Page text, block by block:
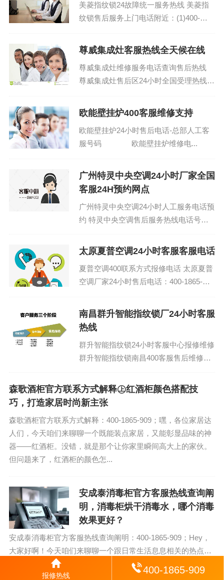
美菱指纹锁24故障统一服务热线 美菱指
纹锁售后服务上门电话附近：(1)400-
909（点击咨询）...
尊威集成灶客服热线全天候在线
尊威集成灶维修服务电话查询售后热线
尊威集成灶售后区24小时全国受理热线中
打）...
欧能壁挂炉400客服维修支持
欧能壁挂炉24小时售后电话-总部人工客
服号码 欧能壁挂炉维修电...
广州特灵中央空调24小时厂家全国
客服24H预约网点
广州特灵中央空调24小时人工服务电话预
约 特灵中央空调售后服务热线电话号码
灵中央...
太原夏普空调24小时客服客服电话
夏普空调400联系方式报修电话 太原夏普
空调厂家24小时售后电话：400-1865-
后...
南昌群升智能指纹锁厂24小时客服
热线
群升智能指纹锁24小时客服中心报修维修
群升智能指纹锁南昌400客服售后维修售
（2）400-1865-...
森歌酒柜官方联系方式解释㊤红酒柜颜色搭配技
巧，打造家居时尚新主张
森歌酒柜官方联系方式解释：400-1865-909；嘿，各位家居达
人们，今天咱们来聊聊一个既能装点家居，又能彰显品味的神
器——红酒柜。没错，就是那个让你家里瞬间高大上的家伙。
但问题来了，红酒柜的颜色怎...
安成泰消毒柜官方客服热线查询阐
明，消毒柜烘干消毒水，哪个消毒
效果更好？
安成泰消毒柜官方客服热线查询阐明：400-1865-909；Hey，
大家好啊！今天咱们来聊聊一个跟日常生活息息相关的热点话
题——消毒柜烘干消毒水，哪个消毒效果更好？话说，这消毒
柜可是现代家庭厨房里的小...
报修热线 400-1865-909